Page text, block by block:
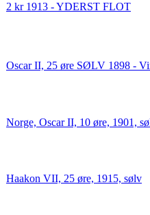
2 kr 1913 - YDERST FLOT
Oscar II, 25 øre SØLV 1898 -
Norge, Oscar II, 10 øre, 1901,
Haakon VII, 25 øre, 1915, sølv